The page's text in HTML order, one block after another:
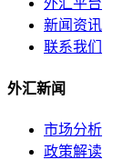
外汇平台
新闻资讯
联系我们
外汇新闻
市场分析
政策解读